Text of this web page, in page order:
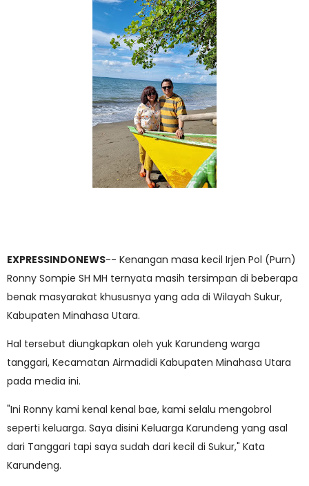
EXPRESSINDONEWS-- Kenangan masa kecil Irjen Pol (Purn)
Ronny Sompie SH MH ternyata masih tersimpan di beberapa
benak masyarakat khususnya yang ada di Wilayah Sukur,
Kabupaten Minahasa Utara.
Hal tersebut diungkapkan oleh yuk Karundeng warga
tanggari, Kecamatan Airmadidi Kabupaten Minahasa Utara
pada media ini.
"Ini Ronny kami kenal kenal bae, kami selalu mengobrol
seperti keluarga. Saya disini Keluarga Karundeng yang asal
dari Tanggari tapi saya sudah dari kecil di Sukur," Kata
Karundeng.